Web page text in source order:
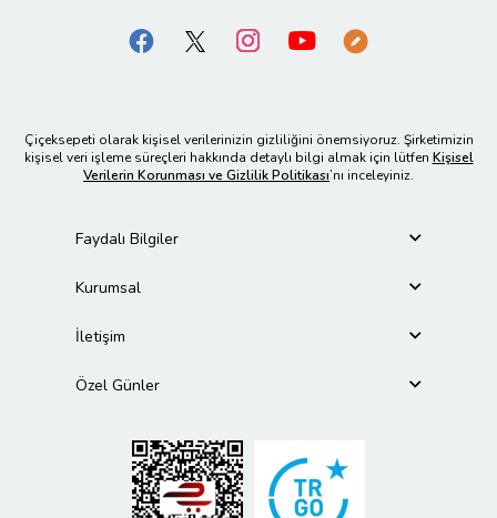
Çiçeksepeti olarak kişisel verilerinizin gizliliğini önemsiyoruz. Şirketimizin
kişisel veri işleme süreçleri hakkında detaylı bilgi almak için lütfen Kişisel
Verilerin Korunması ve Gizlilik Politikası’nı inceleyiniz.
Faydalı Bilgiler
Kurumsal
İletişim
Özel Günler